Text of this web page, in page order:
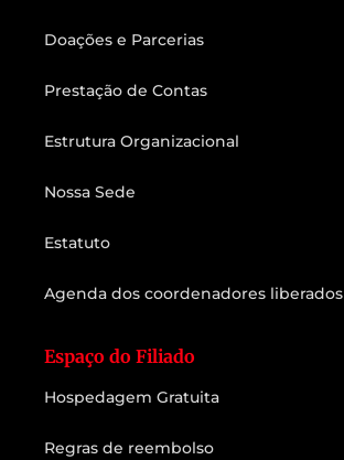
Doações e Parcerias
Prestação de Contas
Estrutura Organizacional
Nossa Sede
Estatuto
Agenda dos coordenadores liberados
Espaço do Filiado
Hospedagem Gratuita
Regras de reembolso